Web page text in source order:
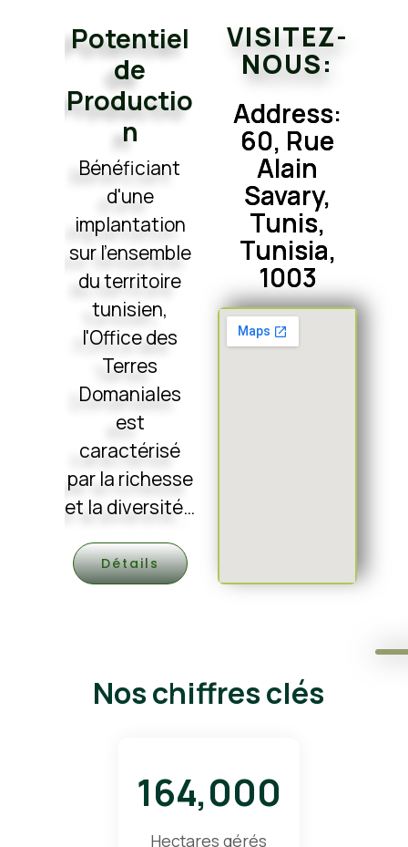
Potentiel
de
Productio
n
Bénéficiant
d'une
implantation
sur l'ensemble
du territoire
tunisien,
l'Office des
Terres
Domaniales
est
caractérisé
par la richesse
et la diversité…
Détails
VISITEZ-
NOUS:
Address:
60, Rue
Alain
Savary,
Tunis,
Tunisia,
1003
Nos chiffres clés
164,000
Hectares gérés